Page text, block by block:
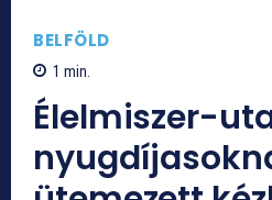
BELFÖLD
1 min.
Élelmiszer-